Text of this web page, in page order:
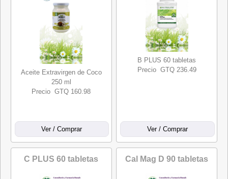
Aceite Extravirgen de Coco
250 ml
Precio GTQ 160.98
B PLUS 60 tabletas
Precio GTQ 236.49
C PLUS 60 tabletas Cal Mag D 90 tabletas